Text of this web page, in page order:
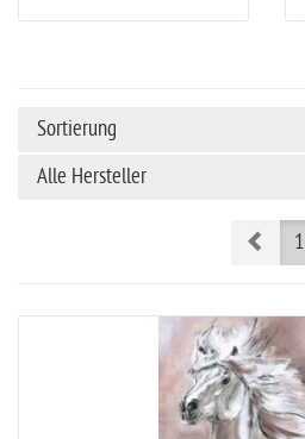
Sortierung
Alle Hersteller
Prev1